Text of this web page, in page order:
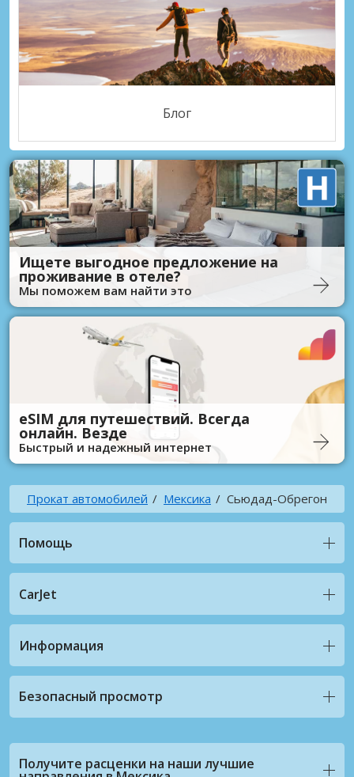
Блог
Ищете выгодное предложение на
проживание в отеле?
Мы поможем вам найти это
eSIM для путешествий. Всегда
онлайн. Везде
Быстрый и надежный интернет
Прокат автомобилей Мексика Сьюдад-Обрегон
Помощь
CarJet
Информация
Безопасный просмотр
Получите расценки на наши лучшие